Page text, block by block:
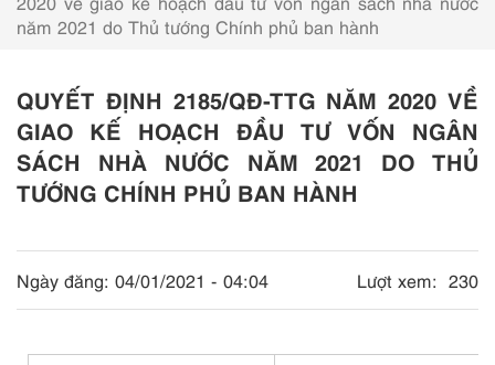
năm 2021 do Thủ tướng Chính phủ ban hành
QUYẾT ĐỊNH 2185/QĐ-TTG NĂM 2020 VỀ
GIAO KẾ HOẠCH ĐẦU TƯ VỐN NGÂN
SÁCH NHÀ NƯỚC NĂM 2021 DO THỦ
TƯỚNG CHÍNH PHỦ BAN HÀNH
Ngày đăng: 04/01/2021 - 04:04 Lượt xem: 230